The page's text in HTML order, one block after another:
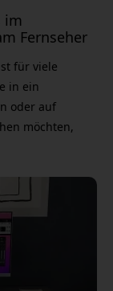
im
Fernseher
für viele
in ein
oder auf
möchten,
normale
senden
an Ihre
m&uum